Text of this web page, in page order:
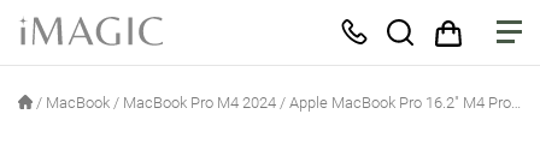
/ MacBook / MacBook Pro M4 2024 / Apple MacBook Pro 16.2″ M4 Pro 2024 48GB / 512GB SSD «серебристый» (silver) MX2U3